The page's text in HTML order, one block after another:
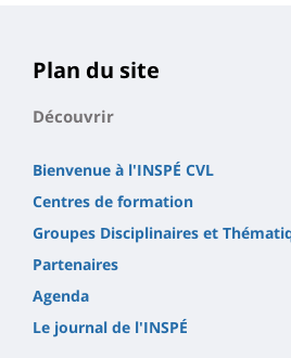
Plan du site
Découvrir
Bienvenue à l'INSPÉ CVL
Centres de formation
Groupes Disciplinaires et
Partenaires
Agenda
Le journal de l'INSPÉ